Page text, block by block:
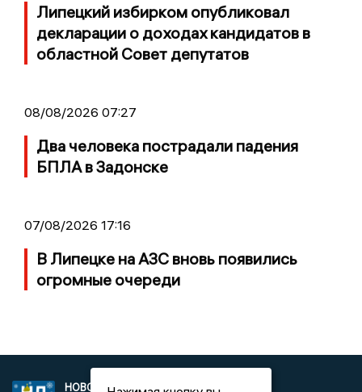
Липецкий избирком опубликовал
декларации о доходах кандидатов в
областной Совет депутатов
08/08/2026 07:27
Два человека пострадали падения
БПЛА в Задонске
07/08/2026 17:16
В Липецке на АЗС вновь появились
огромные очереди
НОВОСТИ
2021 © NEWSLIPETSK.RU | СИ